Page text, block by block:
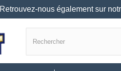
Retrouvez-nous également sur